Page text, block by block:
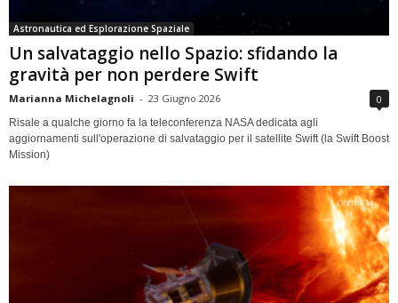
Astronautica ed Esplorazione Spaziale
Un salvataggio nello Spazio: sfidando la
gravità per non perdere Swift
Marianna Michelagnoli - 23 Giugno 2026 0
Risale a qualche giorno fa la teleconferenza NASA dedicata agli
aggiornamenti sull'operazione di salvataggio per il satellite Swift (la Swift Boost
Mission)